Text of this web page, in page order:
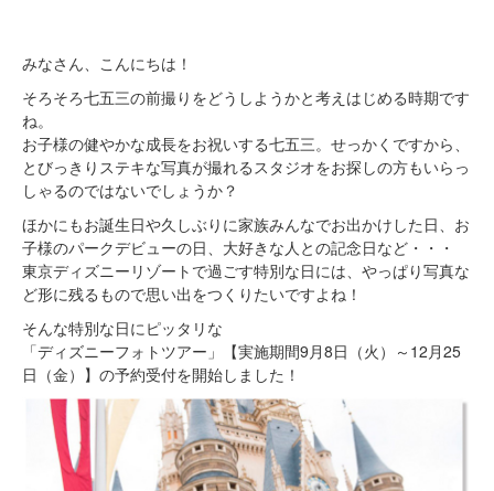
みなさん、こんにちは！
そろそろ七五三の前撮りをどうしようかと考えはじめる時期です
ね。
お子様の健やかな成長をお祝いする七五三。せっかくですから、
とびっきりステキな写真が撮れるスタジオをお探しの方もいらっ
しゃるのではないでしょうか？
ほかにもお誕生日や久しぶりに家族みんなでお出かけした日、お
子様のパークデビューの日、大好きな人との記念日など・・・
東京ディズニーリゾートで過ごす特別な日には、やっぱり写真な
ど形に残るもので思い出をつくりたいですよね！
そんな特別な日にピッタリな
「ディズニーフォトツアー」【実施期間9月8日（火）～12月25
日（金）】の予約受付を開始しました！